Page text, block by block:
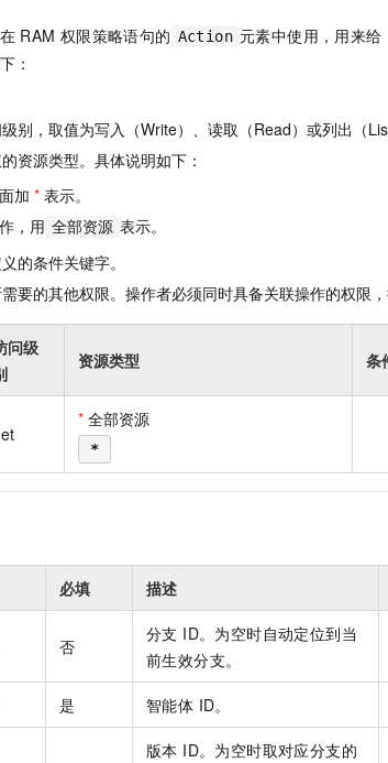
RAM 权限策略语句的 Action 元素中使用，用来给
：
别，取值为写入（Write）、读取（Read）或列出（List
资源类型。具体说明如下：
加 * 表示。
，用 全部资源 表示。
的条件关键字。
要的其他权限。操作者必须同时具备关联操作的权限，
问级
资源类型 条
* 全部资源
*
必填 描述
否
分支 ID。为空时自动定位到当
前生效分支。
是 智能体 ID。
版本 ID。为空时取对应分支的